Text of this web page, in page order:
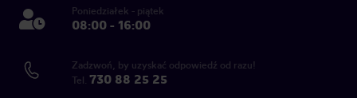
Poniedziałek - piątek
08:00 - 16:00
Zadzwoń, by uzyskać odpowiedź od razu!
Tel. 730 88 25 25